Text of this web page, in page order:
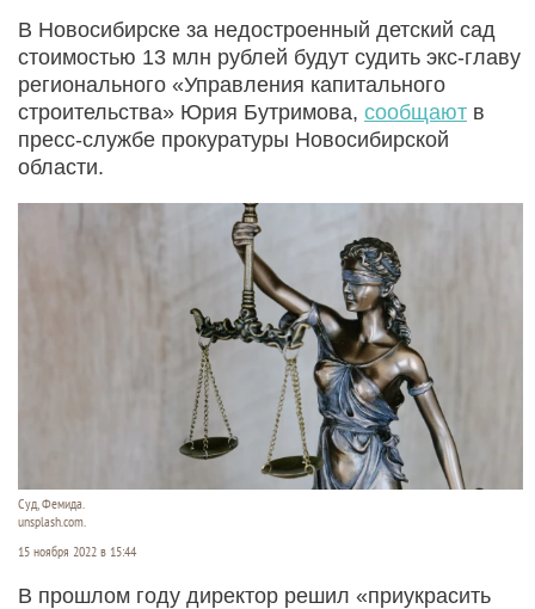
В Новосибирске за недостроенный детский сад
стоимостью 13 млн рублей будут судить экс-главу
регионального «Управления капитального
строительства» Юрия Бутримова, сообщают в
пресс-службе прокуратуры Новосибирской
области.
Суд, Фемида.
unsplash.com.
15 ноября 2022 в 15:44
В прошлом году директор решил «приукрасить